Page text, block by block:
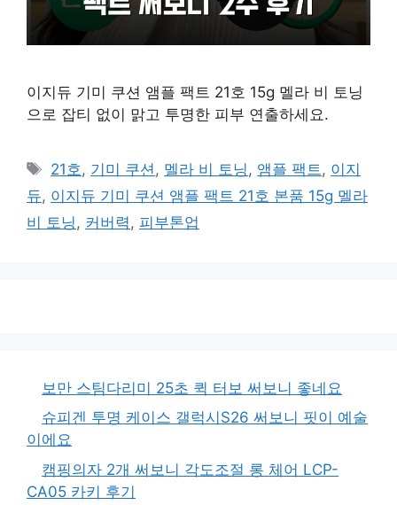
이지듀 기미 쿠션 앰플 팩트 21호 15g 멜라 비 토닝
으로 잡티 없이 맑고 투명한 피부 연출하세요.
태
그
21호 , 기미 쿠션 , 멜라 비 토닝 , 앰플 팩트 , 이지
듀, 이지듀 기미 쿠션 앰플 팩트 21호 본품 15g 멜라
비 토닝 , 커버력 , 피부톤업
보만 스팀다리미 25초 퀵 터보 써보니 좋네요
슈피겐 투명 케이스 갤럭시S26 써보니 핏이 예술
이에요
캠핑의자 2개 써보니 각도조절 롱 체어 LCP-
CA05 카키 후기